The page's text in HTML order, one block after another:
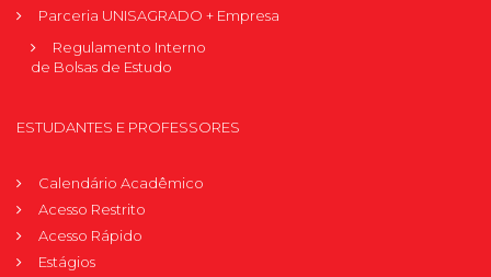
Parceria UNISAGRADO + Empresa
Regulamento Interno
de Bolsas de Estudo
ESTUDANTES E PROFESSORES
Calendário Acadêmico
Acesso Restrito
Acesso Rápido
Estágios